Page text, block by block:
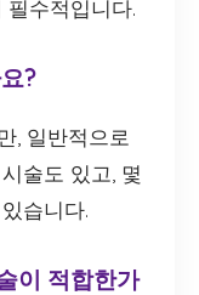
수적입니다.
?
, 일반적으로
술도 있고, 몇
습니다.
이 적합한가